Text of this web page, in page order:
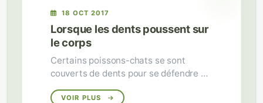
18 OCT 2017
Lorsque les dents poussent sur
le corps
Certains poissons-chats se sont
couverts de dents pour se défendre et
VOIR PLUS